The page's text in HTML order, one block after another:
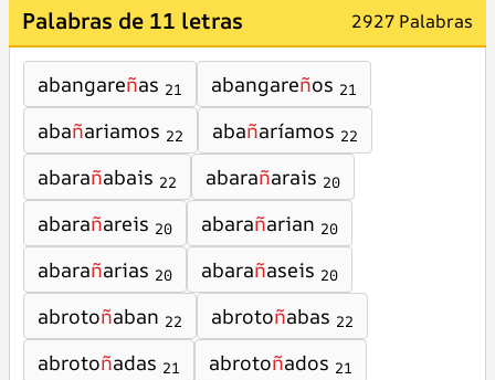
Palabras de 11 letras 2927 Palabras
abangareñas 21 abangareños 21
abañariamos 22 abañaríamos 22
abarañabais 22 abarañarais 20
abarañareis 20 abarañarian 20
abarañarias 20 abarañaseis 20
abrotoñaban 22 abrotoñabas 22
abrotoñadas 21 abrotoñados 21